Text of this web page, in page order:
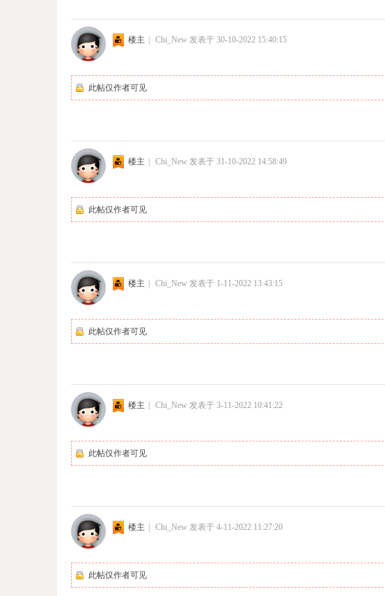
楼主 | Chi_New 发表于 30-10-2022 15:40:15
此帖仅作者可见
楼主 | Chi_New 发表于 31-10-2022 14:58:49
此帖仅作者可见
楼主 | Chi_New 发表于 1-11-2022 13:43:15
此帖仅作者可见
楼主 | Chi_New 发表于 3-11-2022 10:41:22
此帖仅作者可见
楼主 | Chi_New 发表于 4-11-2022 11:27:20
此帖仅作者可见